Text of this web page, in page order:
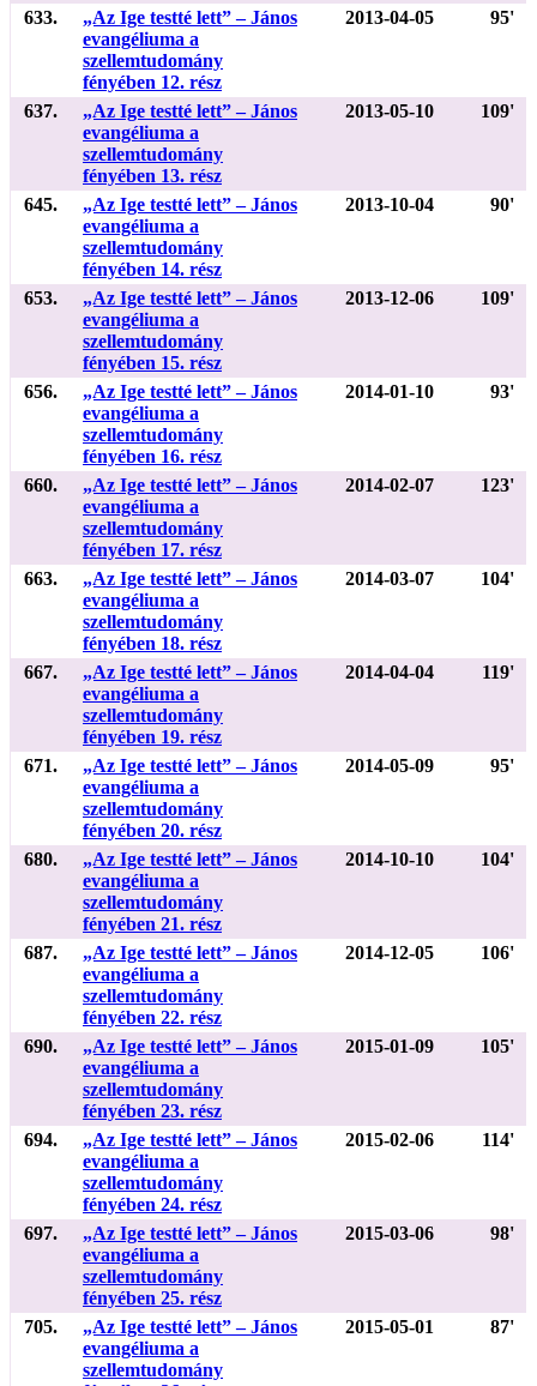
633.
„Az Ige testté lett” – János
evangéliuma a
szellemtudomány
fényében 12. rész
2013-04-05 95'
637.
„Az Ige testté lett” – János
evangéliuma a
szellemtudomány
fényében 13. rész
2013-05-10 109'
645.
„Az Ige testté lett” – János
evangéliuma a
szellemtudomány
fényében 14. rész
2013-10-04 90'
653.
„Az Ige testté lett” – János
evangéliuma a
szellemtudomány
fényében 15. rész
2013-12-06 109'
656.
„Az Ige testté lett” – János
evangéliuma a
szellemtudomány
fényében 16. rész
2014-01-10 93'
660.
„Az Ige testté lett” – János
evangéliuma a
szellemtudomány
fényében 17. rész
2014-02-07 123'
663.
„Az Ige testté lett” – János
evangéliuma a
szellemtudomány
fényében 18. rész
2014-03-07 104'
667.
„Az Ige testté lett” – János
evangéliuma a
szellemtudomány
fényében 19. rész
2014-04-04 119'
671.
„Az Ige testté lett” – János
evangéliuma a
szellemtudomány
fényében 20. rész
2014-05-09 95'
680.
„Az Ige testté lett” – János
evangéliuma a
szellemtudomány
fényében 21. rész
2014-10-10 104'
687.
„Az Ige testté lett” – János
evangéliuma a
szellemtudomány
fényében 22. rész
2014-12-05 106'
690.
„Az Ige testté lett” – János
evangéliuma a
szellemtudomány
fényében 23. rész
2015-01-09 105'
694.
„Az Ige testté lett” – János
evangéliuma a
szellemtudomány
fényében 24. rész
2015-02-06 114'
697.
„Az Ige testté lett” – János
evangéliuma a
szellemtudomány
fényében 25. rész
2015-03-06 98'
705.
„Az Ige testté lett” – János
evangéliuma a
szellemtudomány
2015-05-01 87'